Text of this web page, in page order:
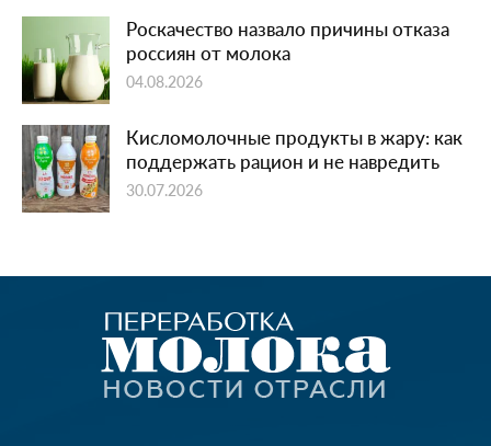
Роскачество назвало причины отказа
россиян от молока
04.08.2026
Кисломолочные продукты в жару: как
поддержать рацион и не навредить
30.07.2026